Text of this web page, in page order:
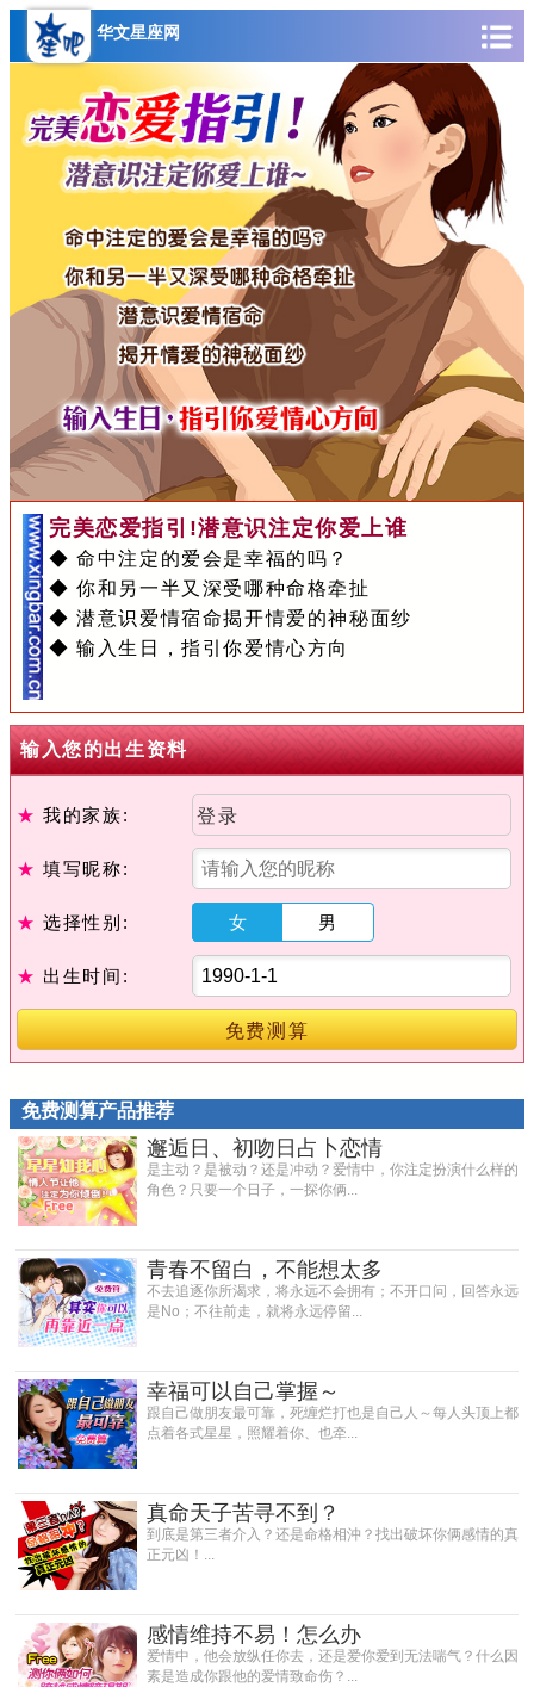
华文星座网
完美恋爱指引!潜意识注定你爱上谁
◆ 命中注定的爱会是幸福的吗？
◆ 你和另一半又深受哪种命格牵扯
◆ 潜意识爱情宿命揭开情爱的神秘面纱
◆ 输入生日，指引你爱情心方向
输入您的出生资料
★我的家族: 登录
★填写昵称:
★选择性别: 女 男
★ 出生时间:
免费测算
免费测算产品推荐
邂逅日、初吻日占卜恋情
是主动？是被动？还是冲动？爱情中，你注定扮演什么样的
角色？只要一个日子，一探你俩...
青春不留白，不能想太多
不去追逐你所渴求，将永远不会拥有；不开口问，回答永远
是No；不往前走，就将永远停留...
幸福可以自己掌握～
跟自己做朋友最可靠，死缠烂打也是自己人～每人头顶上都
点着各式星星，照耀着你、也牵...
真命天子苦寻不到？
到底是第三者介入？还是命格相沖？找出破坏你俩感情的真
正元凶！...
感情维持不易！怎么办
爱情中，他会放纵任你去，还是爱你爱到无法喘气？什么因
素是造成你跟他的爱情致命伤？...